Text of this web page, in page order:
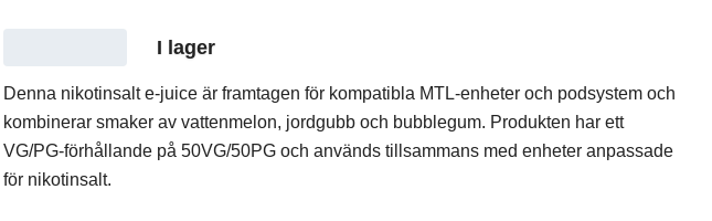
I lager
Denna nikotinsalt e-juice är framtagen för kompatibla MTL-enheter och podsystem och
kombinerar smaker av vattenmelon, jordgubb och bubblegum. Produkten har ett
VG/PG-förhållande på 50VG/50PG och används tillsammans med enheter anpassade
för nikotinsalt.